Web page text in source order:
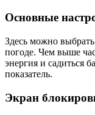
Основные
Здесь можно
погоде. Чем выше
энергия и садиться
показатель.
Экран